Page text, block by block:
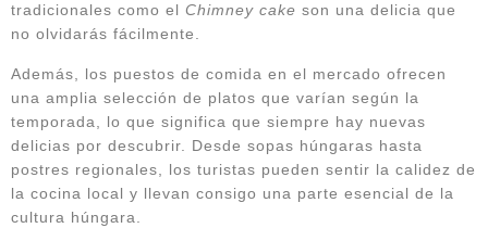
tradicionales como el Chimney cake son una delicia que
no olvidarás fácilmente.
Además, los puestos de comida en el mercado ofrecen
una amplia selección de platos que varían según la
temporada, lo que significa que siempre hay nuevas
delicias por descubrir. Desde sopas húngaras hasta
postres regionales, los turistas pueden sentir la calidez de
la cocina local y llevan consigo una parte esencial de la
cultura húngara.